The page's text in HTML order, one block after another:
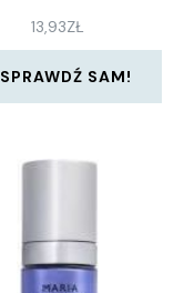
OPAKOWANIU
13,93ZŁ
SPRAWDŹ SAM!